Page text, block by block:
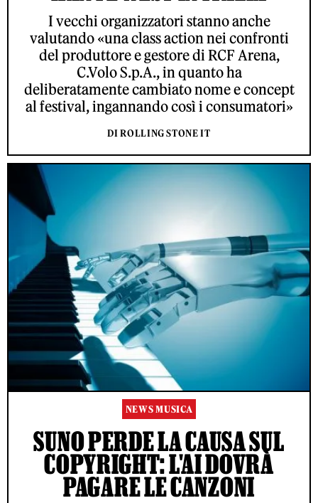
I vecchi organizzatori stanno anche
valutando «una class action nei confronti
del produttore e gestore di RCF Arena,
C.Volo S.p.A., in quanto ha
deliberatamente cambiato nome e concept
al festival, ingannando così i consumatori»
DI ROLLING STONE IT
NEWS MUSICA
SUNO PERDE LA CAUSA SUL
COPYRIGHT: L'AI DOVRÀ
PAGARE LE CANZONI